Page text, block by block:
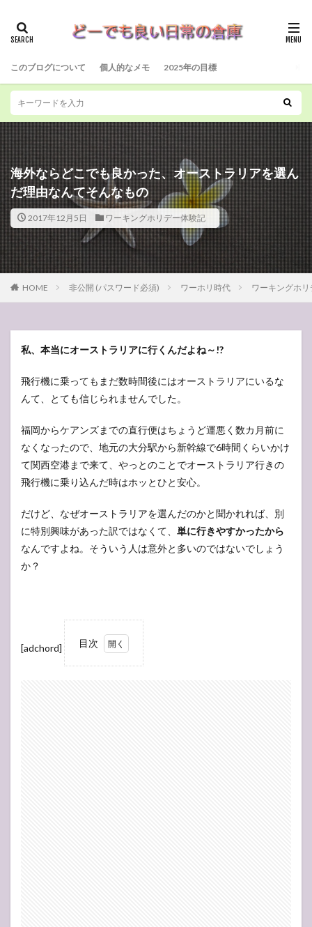
このブログについて 個人的なメモ 2025年の目標
海外ならどこでも良かった、オーストラリアを選ん
だ理由なんてそんなもの
2017年12月5日 ワーキングホリデー体験記
HOME 非公開 (パスワード必須) ワーホリ時代 ワーキングホ
私、本当にオーストラリアに行くんだよね～!?
飛行機に乗ってもまだ数時間後にはオーストラリアにいるな
んて、とても信じられませんでした。
福岡からケアンズまでの直行便はちょうど運悪く数カ月前に
なくなったので、地元の大分駅から新幹線で6時間くらいかけ
て関西空港まで来て、やっとのことでオーストラリア行きの
飛行機に乗り込んだ時はホッとひと安心。
だけど、なぜオーストラリアを選んだのかと聞かれれば、別
に特別興味があった訳ではなくて、 単に行きやすかったから
なんですよね。そういう人は意外と多いのではないでしょう
か？
[adchord] 目次